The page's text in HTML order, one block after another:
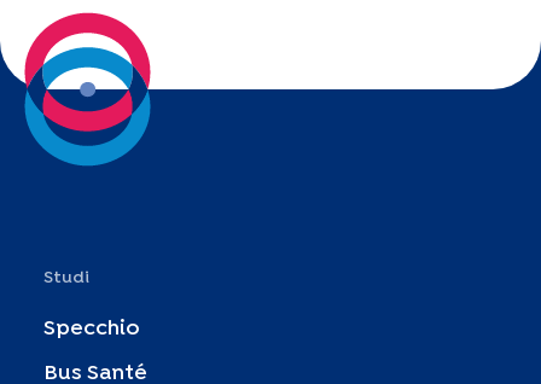
Studi
Specchio
Bus Santé